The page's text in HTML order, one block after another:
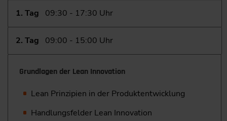
1. Tag 09:30 - 17:30 Uhr
2. Tag 09:00 - 15:00 Uhr
Grundlagen der Lean Innovation
Lean Prinzipien in der Produktentwicklung
Handlungsfelder Lean Innovation